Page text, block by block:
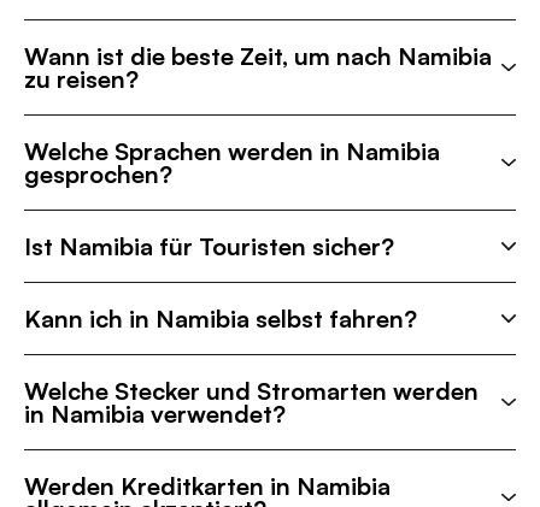
Wann ist die beste Zeit, um nach Namibia
zu reisen?
Welche Sprachen werden in Namibia
gesprochen?
Ist Namibia für Touristen sicher?
Kann ich in Namibia selbst fahren?
Welche Stecker und Stromarten werden
in Namibia verwendet?
Werden Kreditkarten in Namibia